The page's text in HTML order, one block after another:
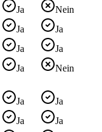
Ja
Nein
Ja
Ja
Ja
Ja
Ja
Nein
Ja
Ja
Ja
Ja